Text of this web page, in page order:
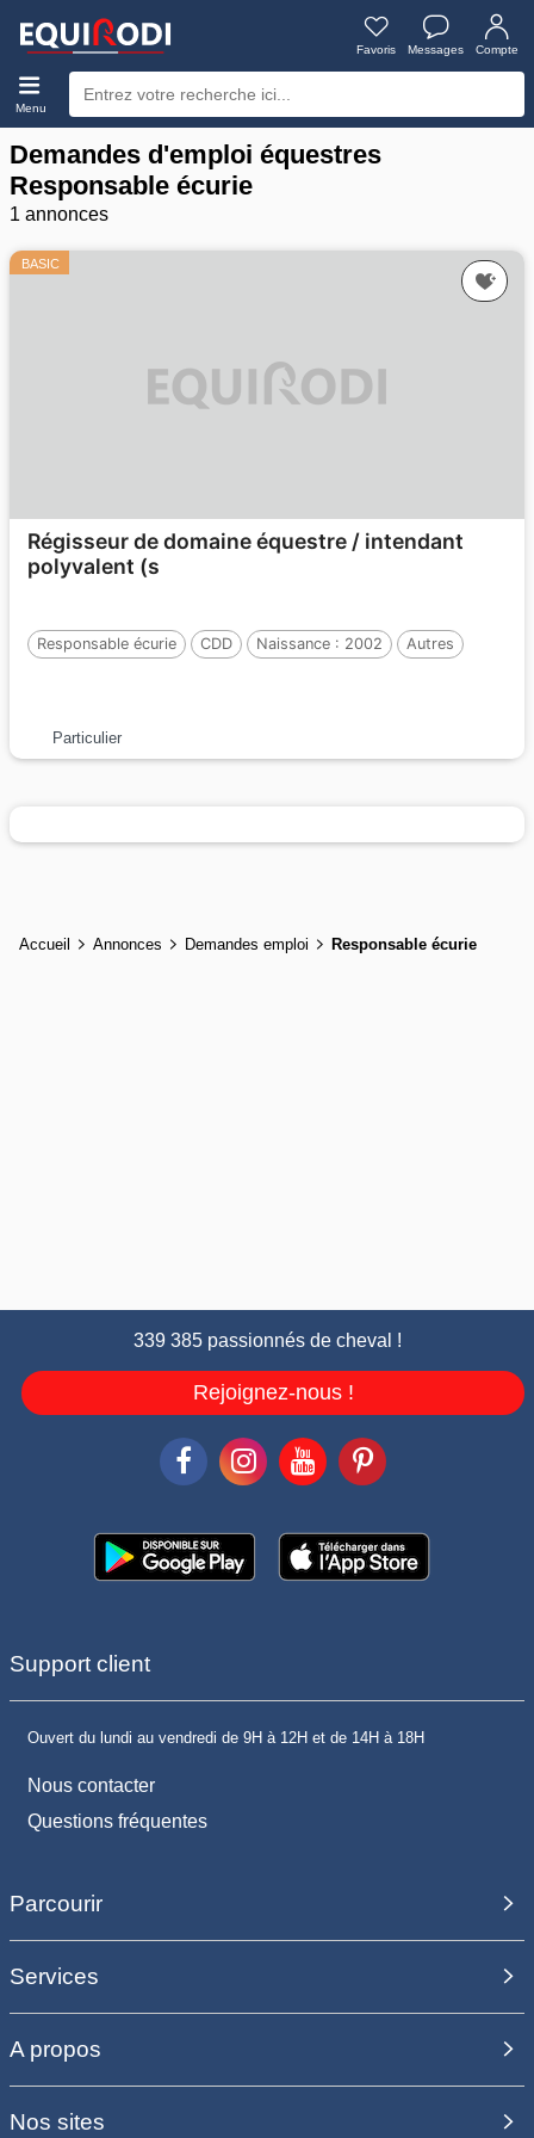
Favoris Messages Compte
Menu
Demandes d'emploi équestres
Responsable écurie
1 annonces
BASIC
Régisseur de domaine équestre / intendant
polyvalent (s
Responsable écurie CDD Naissance : 2002 Autres
Particulier
Accueil Annonces Demandes emploi Responsable écurie
339 385 passionnés de cheval !
Rejoignez-nous !
Support client
Ouvert du lundi au vendredi de 9H à 12H et de 14H à 18H
Nous contacter
Questions fréquentes
Parcourir
Services
A propos
Nos sites